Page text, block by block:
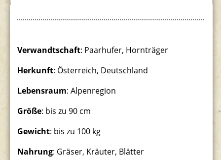
Verwandtschaft: Paarhufer, Hornträger
Herkunft: Österreich, Deutschland
Lebensraum: Alpenregion
Größe: bis zu 90 cm
Gewicht: bis zu 100 kg
Nahrung: Gräser, Kräuter, Blätter